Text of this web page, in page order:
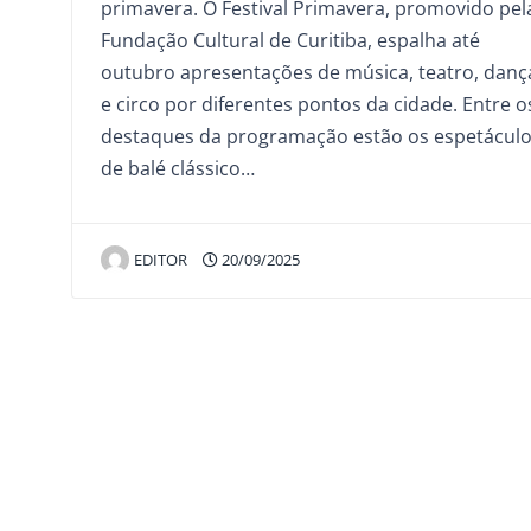
primavera. O Festival Primavera, promovido
Fundação Cultural de Curitiba, espalha até
outubro apresentações de música, teatro,
e circo por diferentes pontos da cidade. Entre
destaques da programação estão os
de balé clássico…
EDITOR 20/09/2025